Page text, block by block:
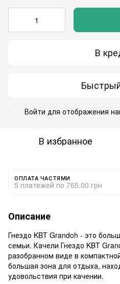
В
Войти для отображения
В избранное
ОПЛАТА ЧАСТЯМИ
5 платежей по 765.00 грн
Описание
Гнездо KBT Grandoh - это
семьи. Качели Гнездо KBT
разобранном виде в
большая зона для отдыха,
удовольствия при качении.